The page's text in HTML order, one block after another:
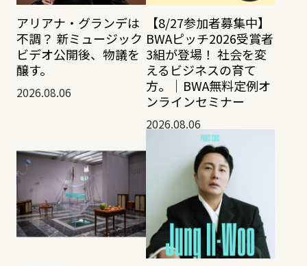
アリアナ・グランデは
不調？ 新ミュージック
ビデオ公開後、物議を
醸す。
2026.08.06
【8/27参加者募集中】
BWAピッチ2026受賞者
3組が登場！ 社会を変
えるビジネスの育て
方。｜BWA無料定例オ
ンラインセミナー
2026.08.06